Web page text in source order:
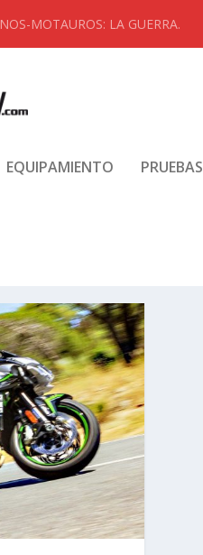
MOTAUROS: LA GUERRA.
EQUIPAMIENTO PRUEBAS